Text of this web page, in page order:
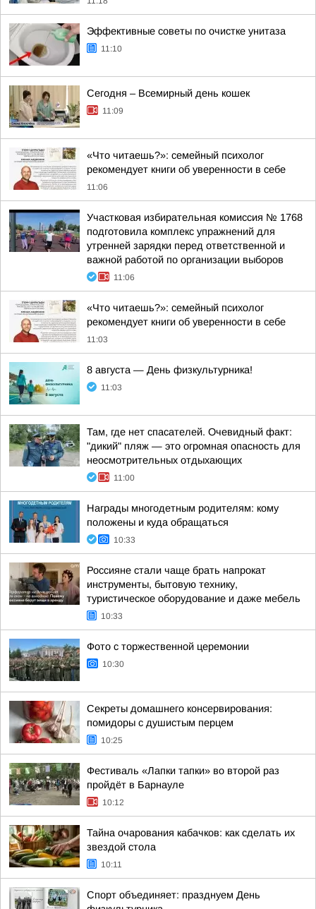
Эффективные советы по очистке унитаза
11:10
Сегодня – Всемирный день кошек
11:09
«Что читаешь?»: семейный психолог
рекомендует книги об уверенности в себе
11:06
Участковая избирательная комиссия № 1768
подготовила комплекс упражнений для
утренней зарядки перед ответственной и
важной работой по организации выборов
11:06
«Что читаешь?»: семейный психолог
рекомендует книги об уверенности в себе
11:03
8 августа — День физкультурника!
11:03
Там, где нет спасателей. Очевидный факт:
"дикий" пляж — это огромная опасность для
неосмотрительных отдыхающих
11:00
Награды многодетным родителям: кому
положены и куда обращаться
10:33
Россияне стали чаще брать напрокат
инструменты, бытовую технику,
туристическое оборудование и даже мебель
10:33
Фото с торжественной церемонии
10:30
Секреты домашнего консервирования:
помидоры с душистым перцем
10:25
Фестиваль «Лапки тапки» во второй раз
пройдёт в Барнауле
10:12
Тайна очарования кабачков: как сделать их
звездой стола
10:11
Спорт объединяет: празднуем День